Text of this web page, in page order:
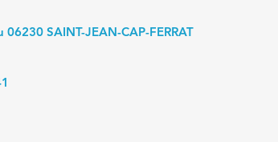
SAINT-JEAN-CAP-FERRAT